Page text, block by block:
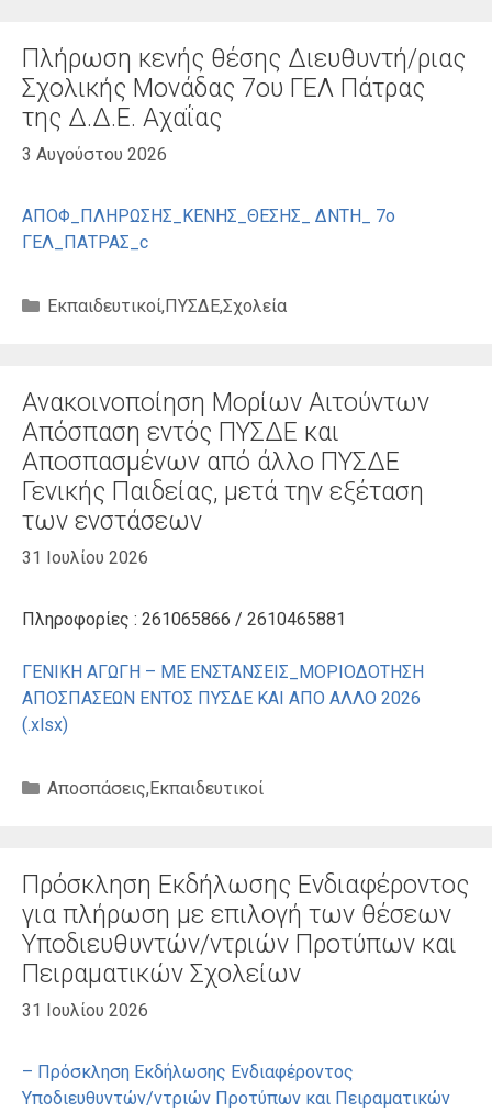
Πλήρωση κενής θέσης Διευθυντή/ριας
Σχολικής Μονάδας 7ου ΓΕΛ Πάτρας
της Δ.Δ.Ε. Αχαΐας
3 Αυγούστου 2026
ΑΠΟΦ_ΠΛΗΡΩΣΗΣ_ΚΕΝΗΣ_ΘΕΣΗΣ_ ΔΝΤΗ_ 7ο
ΓΕΛ_ΠΑΤΡΑΣ_c
Κατηγορίες
Εκπαιδευτικοί,ΠΥΣΔΕ,Σχολεία
Ανακοινοποίηση Μορίων Αιτούντων
Απόσπαση εντός ΠΥΣΔΕ και
Αποσπασμένων από άλλο ΠΥΣΔΕ
Γενικής Παιδείας, μετά την εξέταση
των ενστάσεων
31 Ιουλίου 2026
Πληροφορίες : 261065866 / 2610465881
ΓΕΝΙΚΗ ΑΓΩΓΗ – ΜΕ ΕΝΣΤΑΝΣΕΙΣ_ΜΟΡΙΟΔΟΤΗΣΗ
ΑΠΟΣΠΑΣΕΩΝ ΕΝΤΟΣ ΠΥΣΔΕ ΚΑΙ ΑΠΟ ΑΛΛΟ 2026
(.xlsx)
Κατηγορίες
Αποσπάσεις,Εκπαιδευτικοί
Πρόσκληση Εκδήλωσης Ενδιαφέροντος
για πλήρωση με επιλογή των θέσεων
Υποδιευθυντών/ντριών Προτύπων και
Πειραματικών Σχολείων
31 Ιουλίου 2026
– Πρόσκληση Εκδήλωσης Ενδιαφέροντος
Υποδιευθυντών/ντριών Προτύπων και Πειραματικών